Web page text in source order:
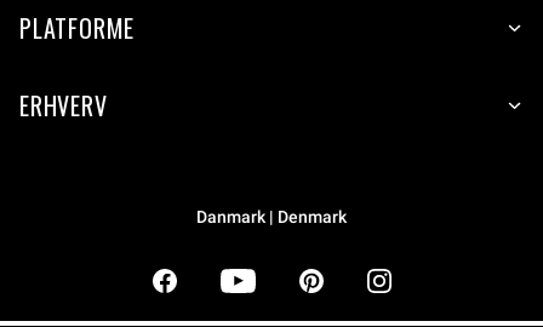
PLATFORME
ERHVERV
Danmark | Denmark